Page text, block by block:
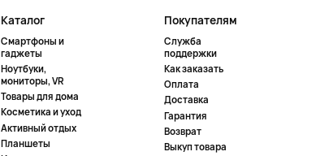
Каталог
Смартфоны и
гаджеты
Ноутбуки,
мониторы, VR
Товары для дома
Косметика и уход
Активный отдых
Планшеты
Покупателям
Служба
поддержки
Как заказать
Оплата
Доставка
Гарантия
Возврат
Выкуп товара